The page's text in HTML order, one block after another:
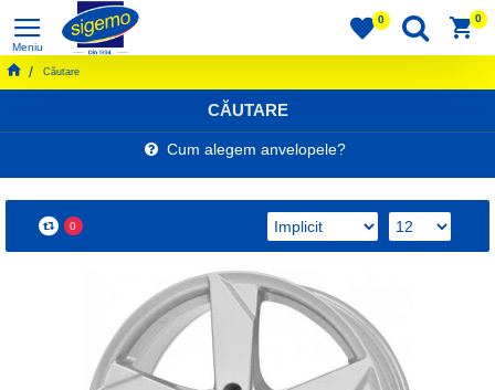
0 0
Căutare
CĂUTARE
Cum alegem anvelopele?
0